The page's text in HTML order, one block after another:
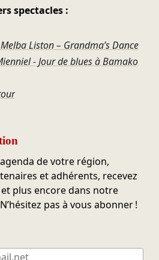
spectacles :
Liston – Grandma’s Dance
- Jour de blues à Bamako
de votre région,
et adhérents, recevez
plus encore dans notre
pas à vous abonner !